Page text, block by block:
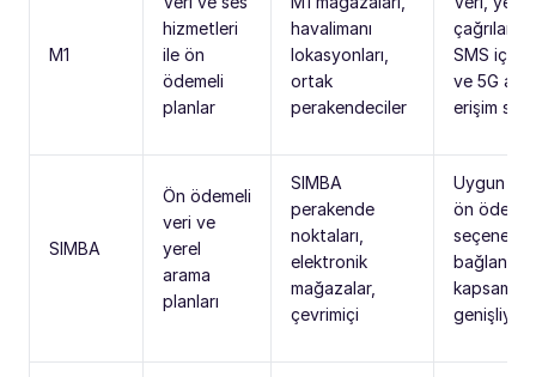
M1
hizmetleri
ile ön
ödemeli
planlar
havalimanı
lokasyonları,
ortak
perakendeciler
çağrılar ve
SMS
ve 5G
erişim
SIMBA
Ön ödemeli
veri ve
yerel
arama
planları
SIMBA
perakende
noktaları,
elektronik
mağazalar,
çevrimiçi
Uygun
ön
kapsama
genişliyor.